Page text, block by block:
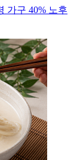
가구 40% 노후